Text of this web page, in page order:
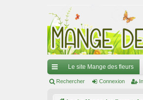
ac
Le site Mange des fleurs
Rechercher Connexion